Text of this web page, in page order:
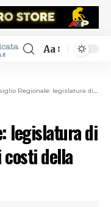
Aa
legislatura di riforme e riduzione dei costi della politica
legislatura di
della